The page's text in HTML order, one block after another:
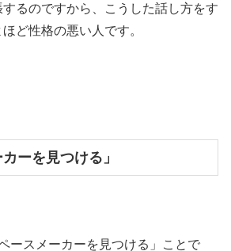
するのですから、こうした話し方をす
ど性格の悪い人です。
ーを見つける」
ースメーカーを見つける」ことで